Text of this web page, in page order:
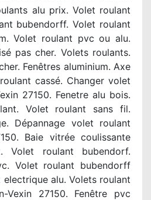
alu prix. Volet roulant
bubendorff. Volet roulant
Volet roulant pvc ou alu.
pas cher. Volets roulants.
Fenêtres aluminium. Axe
cassé. Changer volet
27150. Fenetre alu bois.
Volet roulant sans fil.
Dépannage volet roulant
Baie vitrée coulissante
Volet roulant bubendorf.
Volet roulant bubendorff
alu. Volets roulant
Vexin 27150. Fenêtre pvc